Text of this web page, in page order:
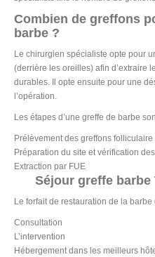
Combien de greffons
barbe ?
Le chirurgien spécialiste opte pour
(derrière les oreilles) afin d’extraire
durables. Il opte ensuite pour une
l’opération.
Les étapes d’une greffe de barbe
Prélèvement des greffons folliculaire
Préparation du site et vérification
Extraction par FUE
Séjour greffe
Le forfait de restauration de la
Consultation
L’intervention
Hébergement dans les meilleurs